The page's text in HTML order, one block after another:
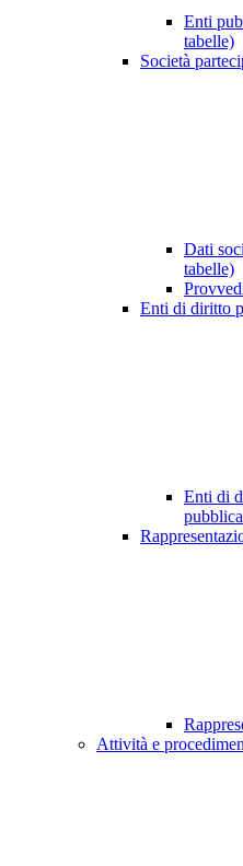
Enti
tabelle)
Società
Dati
tabelle)
Enti di diritto
Enti di
Attività e